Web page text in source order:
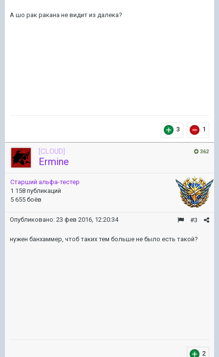
А шо рак ракана не видит из далека?
3 1
362
[CLOUD]
Ermine
Старший альфа-тестер
1 158 публикаций
5 655 боёв
#3
Опубликовано: 23 фев 2016, 12:20:34
нужен банхаммер, чтоб таких тем больше не было есть такой?
2